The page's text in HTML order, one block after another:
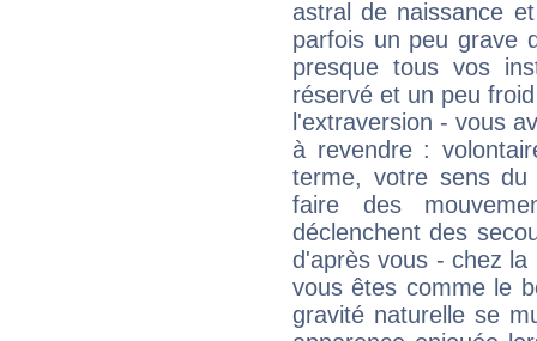
astral de naissance
parfois un peu grave
presque tous vos
réservé et un peu
l'extraversion - vous
à revendre :
terme, votre sens
faire des
déclenchent des
d'après vous - chez
vous êtes comme le
gravité naturelle se